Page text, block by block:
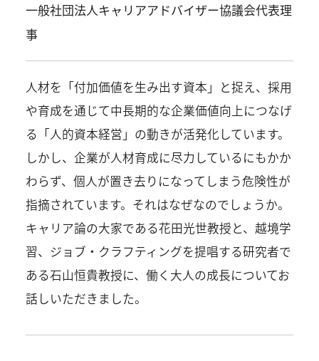
一般社団法人キャリアアドバイザー協議会代表理
事
人材を「付加価値を生み出す資本」と捉え、採用
や育成を通じて中長期的な企業価値向上につなげ
る「人的資本経営」の動きが活発化しています。
しかし、企業が人材育成に尽力しているにもかか
わらず、個人が置き去りになってしまう危険性が
指摘されています。それはなぜなのでしょうか。
キャリア論の大家である花田光世教授と、越境学
習、ジョブ・クラフティングを提唱する研究者で
ある石山恒貴教授に、働く大人の成長についてお
話しいただきました。